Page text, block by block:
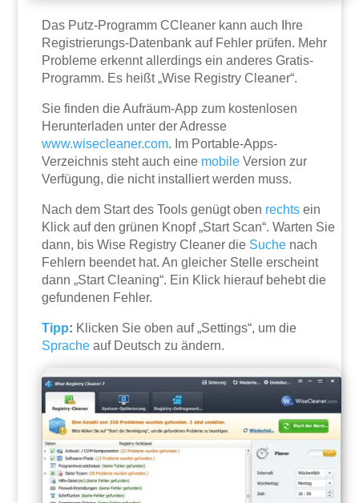
Das Putz-Programm CCleaner kann auch Ihre
Registrierungs-Datenbank auf Fehler prüfen. Mehr
Probleme erkennt allerdings ein anderes Gratis-
Programm. Es heißt „Wise Registry Cleaner“.
Sie finden die Aufräum-App zum kostenlosen
Herunterladen unter der Adresse
www.wisecleaner.com. Im Portable-Apps-
Verzeichnis steht auch eine mobile Version zur
Verfügung, die nicht installiert werden muss.
Nach dem Start des Tools genügt oben rechts ein
Klick auf den grünen Knopf „Start Scan“. Warten Sie
dann, bis Wise Registry Cleaner die Suche nach
Fehlern beendet hat. An gleicher Stelle erscheint
dann „Start Cleaning“. Ein Klick hierauf behebt die
gefundenen Fehler.
Tipp: Klicken Sie oben auf „Settings“, um die
Sprache auf Deutsch zu ändern.